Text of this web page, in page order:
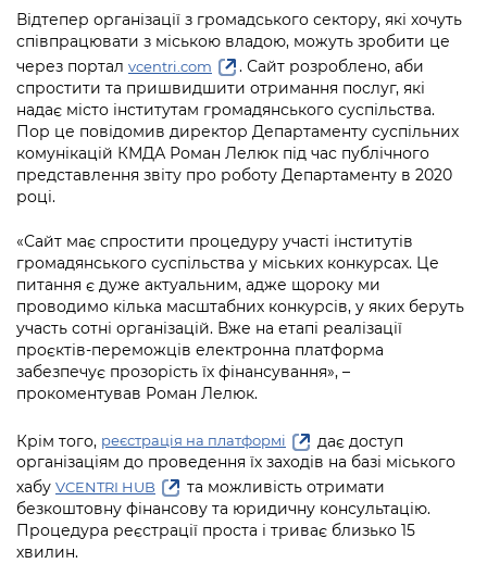
Рішення та розпорядження
Проєкти розпоряджень, що
перебувають на погодженні КМВА
Рішення Київради
Контактна інформація
Вакансії
Статистика
Звернення громадян
Регуляторна діяльність
Промисловість і наука Києва
Підприємства, установи, організації
Kyiv International Relations
Освіта та навчальні заклади
Дороги, транспорт та парковки
Навколишнє середовище міста
Містобудування та земельні ділянки
Культура, спорт, дозвілля
Бізнес та ліцензування
Фінанси та бюджет
Безпека та правопорядок
Ритуальні послуги
Пам'ятки культурної спадщини
Портал Захисників та Захисниць
Безбар'єрність
Громадська експертиза
Громадський бюджет
Консультації з громадськістю
Громадська рада
Петиції
Відкритий бюджет
Контактний центр
Допомога учасникам АТО
Рада з питань внутрішньо переміщених
осіб при Київській міській військовій
адміністрації
«Ініціатива «Партнерство «Відкритий
Уряд» – місцевий рівень»
Важливе під час воєнного стану
Інформація з обмеженим доступом
Подати запит онлайн
Проекти нормативно-правових та
інших актів
Нормативна база
Питання і відповіді про публічну
інформацію
Порядок оскарження рішень, дій чи
бездіяльності розпорядників інформації
Звіти про опрацювання запитів на
Інформація для споживачів
Про відкриті дані
Портал даних Києва
Медіагалерея
Підписатися на новини та анонси від
КМДА / Subscribe to announcements
from the KCSA
Порядок акредитації медіа /
Accreditation process
Подати журналістський запит /
Submitting a media request
Зйомки в лікарнях в умовах воєнного
стану / Rules for media coverage of
hospitals at work under martial law
Контакти для медіа / Contacts for mass
Портал Послуг
Відтепер організації з громадського сектору, які хочуть
співпрацювати з міською владою, можуть зробити це
через портал vcentri.com
. Сайт розроблено, аби
спростити та пришвидшити отримання послуг, які
надає місто інститутам громадянського суспільства.
Пор це повідомив директор Департаменту суспільних
комунікацій КМДА Роман Лелюк під час публічного
представлення звіту про роботу Департаменту в 2020
році.
«Сайт має спростити процедуру участі інститутів
громадянського суспільства у міських конкурсах. Це
питання є дуже актуальним, адже щороку ми
проводимо кілька масштабних конкурсів, у яких беруть
участь сотні організацій. Вже на етапі реалізації
проєктів-переможців електронна платформа
забезпечує прозорість їх фінансування», –
прокоментував Роман Лелюк.
Крім того, реєстрація на платформі
дає доступ
організаціям до проведення їх заходів на базі міського
хабу VCENTRI HUB
та можливість отримати
безкоштовну фінансову та юридичну консультацію.
Процедура реєстрації проста і триває близько 15
хвилин.